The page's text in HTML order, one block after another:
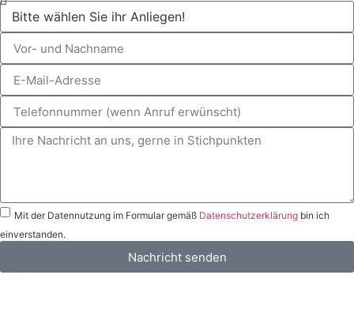
Mit der Datennutzung im Formular gemäß Datenschutzerklärung bin ich
einverstanden.
Nachricht senden